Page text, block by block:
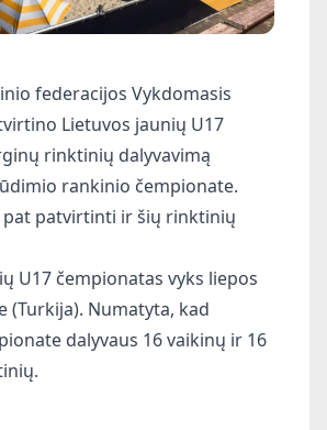
federacijos Vykdomasis
Lietuvos jaunių U17
rinktinių dalyvavimą
rankinio čempionate.
pat patvirtinti ir šių rinktinių
U17 čempionatas vyks liepos
(Turkija). Numatyta, kad
dalyvaus 16 vaikinų ir 16